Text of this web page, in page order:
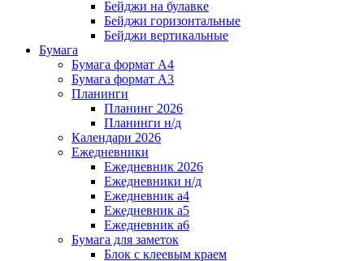
Бейджи на булавке
Бейджи горизонтальные
Бейджи вертикальные
Бумага
Бумага формат А4
Бумага формат А3
Планинги
Планинг 2026
Планинги н/д
Календари 2026
Ежедневники
Ежедневник 2026
Ежедневники н/д
Ежедневник а4
Ежедневник а5
Ежедневник а6
Бумага для заметок
Блок с клеевым краем